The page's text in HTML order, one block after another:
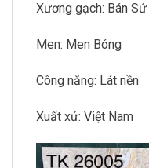
Xương gạch: Bán Sứ
Men: Men Bóng
Công năng: Lát nền
Xuất xứ: Việt Nam